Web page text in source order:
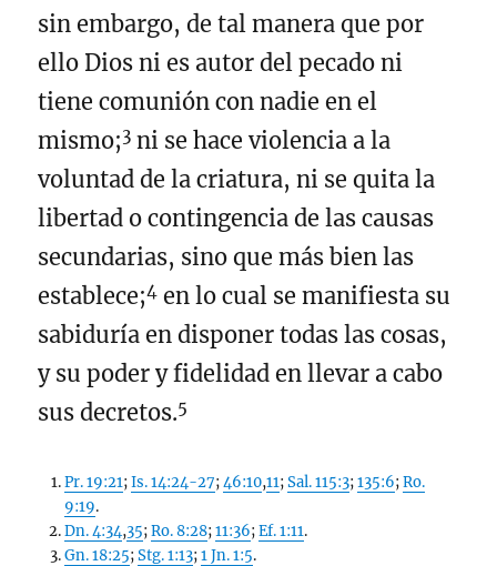
sin embargo, de tal manera que por
ello Dios ni es autor del pecado ni
tiene comunión con nadie en el
mismo;3 ni se hace violencia a la
voluntad de la criatura, ni se quita la
libertad o contingencia de las causas
secundarias, sino que más bien las
establece;4 en lo cual se manifiesta su
sabiduría en disponer todas las cosas,
y su poder y fidelidad en llevar a cabo
sus decretos.5
Pr. 19:21;Is. 14:24-27;46:10,11;Sal. 115:3;135:6;Ro.
9:19.
Dn. 4:34,35;Ro. 8:28;11:36;Ef. 1:11.
Gn. 18:25;Stg. 1:13;1 Jn. 1:5.